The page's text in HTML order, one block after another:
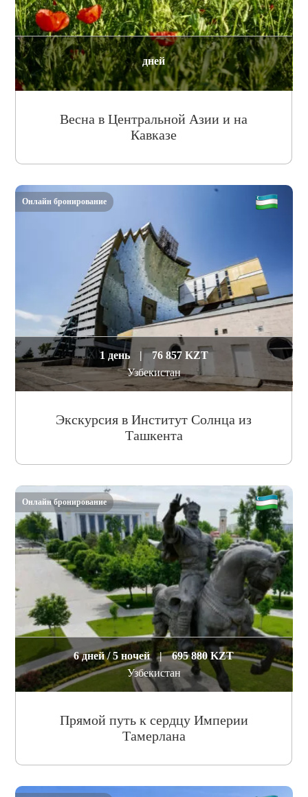
дней
Весна в Центральной Азии и на
Кавказе
1 день |
76 857 KZT
Узбекистан
Экскурсия в Институт Солнца из
Ташкента
Онлайн бронирование
6 дней / 5 ночей |
695 880 KZT
Узбекистан
Прямой путь к сердцу Империи
Тамерлана
Онлайн бронирование